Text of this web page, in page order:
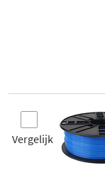
Vergelijk